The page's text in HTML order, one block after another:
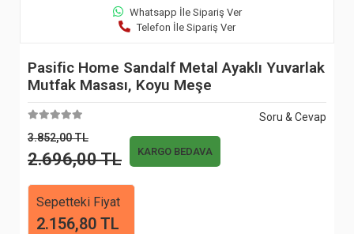
Whatsapp İle Sipariş Ver
Telefon İle Sipariş Ver
Pasific Home Sandalf Metal Ayaklı Yuvarlak
Mutfak Masası, Koyu Meşe
Soru & Cevap
3.852,00 TL
2.696,00 TL KARGO BEDAVA
Sepetteki Fiyat
2.156,80 TL